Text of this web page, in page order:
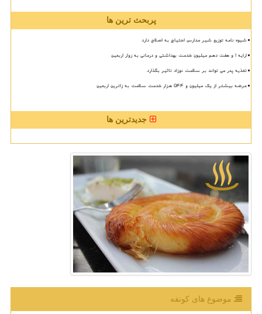
پربحث ترین ها
شیوه نامه توزیع شیر مدارس احتیاج به اصلاح دارد
ارایه ۱ و هفت دهم میلیون خدمت بهداشتی و درمانی به زوار اربعین
تغذیه پدر می تواند بر سلامت نوزاد تاثیر بگذارد
عرضه بیشتر از یک میلیون و ۵۴۴ هزار خدمت سلامت به زائرین اربعین
جدیدترین ها
موضوع های كونفه